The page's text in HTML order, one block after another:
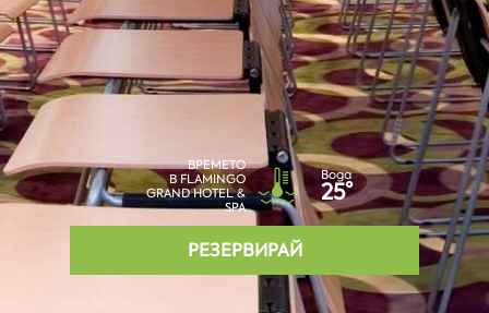
ВРЕМЕТО
В FLAMINGO
GRAND HOTEL &
SPA
Вода
25°
РЕЗЕРВИРАЙ